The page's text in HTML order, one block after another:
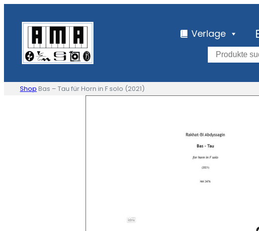
Inhalt
springen
Verlage
Shop Bas – Tau für Horn in F solo (2021)